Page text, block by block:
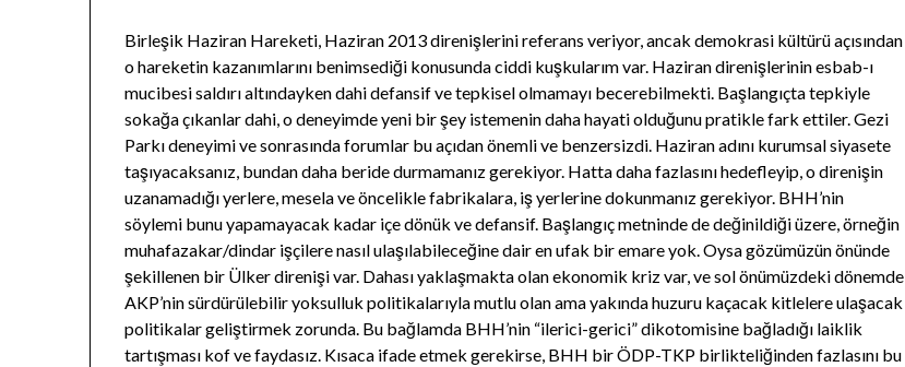
Birleşik Haziran Hareketi, Haziran 2013 direnişlerini referans veriyor, ancak demokrasi kültürü açısından
o hareketin kazanımlarını benimsediği konusunda ciddi kuşkularım var. Haziran direnişlerinin esbab-ı
mucibesi saldırı altındayken dahi defansif ve tepkisel olmamayı becerebilmekti. Başlangıçta tepkiyle
sokağa çıkanlar dahi, o deneyimde yeni bir şey istemenin daha hayati olduğunu pratikle fark ettiler. Gezi
Parkı deneyimi ve sonrasında forumlar bu açıdan önemli ve benzersizdi. Haziran adını kurumsal siyasete
taşıyacaksanız, bundan daha beride durmamanız gerekiyor. Hatta daha fazlasını hedefleyip, o direnişin
uzanamadığı yerlere, mesela ve öncelikle fabrikalara, iş yerlerine dokunmanız gerekiyor. BHH’nin
söylemi bunu yapamayacak kadar içe dönük ve defansif. Başlangıç metninde de değinildiği üzere, örneğin
muhafazakar/dindar işçilere nasıl ulaşılabileceğine dair en ufak bir emare yok. Oysa gözümüzün önünde
şekillenen bir Ülker direnişi var. Dahası yaklaşmakta olan ekonomik kriz var, ve sol önümüzdeki dönemde
AKP’nin sürdürülebilir yoksulluk politikalarıyla mutlu olan ama yakında huzuru kaçacak kitlelere ulaşacak
politikalar geliştirmek zorunda. Bu bağlamda BHH’nin “ilerici-gerici” dikotomisine bağladığı laiklik
tartışması kof ve faydasız. Kısaca ifade etmek gerekirse, BHH bir ÖDP-TKP birlikteliğinden fazlasını bu